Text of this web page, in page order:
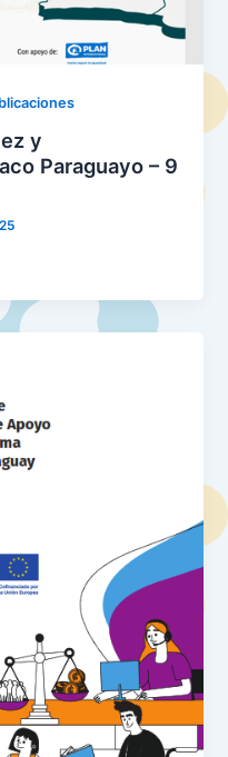
y
Paraguayo – 9